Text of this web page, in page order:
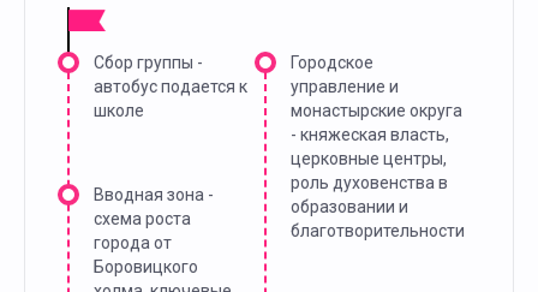
Сбор группы -
автобус подается к
школе
Вводная зона -
схема роста
города от
Боровицкого
Городское
управление и
монастырские округа
- княжеская власть,
церковные центры,
роль духовенства в
образовании и
благотворительности